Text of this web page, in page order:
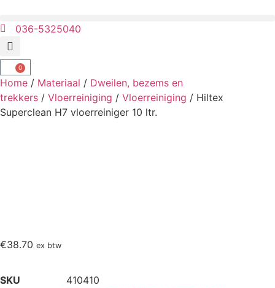
036-5325040
0
Home / Materiaal / Dweilen, bezems en
trekkers / Vloerreiniging / Vloerreiniging / Hiltex
Superclean H7 vloerreiniger 10 ltr.
€38.70 ex btw
SKU
410410